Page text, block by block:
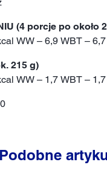
(4 porcje po około
WW – 6,9 WBT – 6,7
215 g)
WW – 1,7 WBT – 1,7
Podobne